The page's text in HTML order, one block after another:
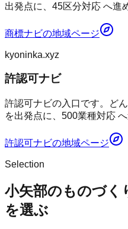
出発点に、45区分対応 へ進
商標ナビの地域ページ
kyoninka.xyz
許認可ナビ
許認可ナビの入口です。ど
を出発点に、500業種対応
許認可ナビの地域ページ
Selection
小矢部のものづく
を選ぶ